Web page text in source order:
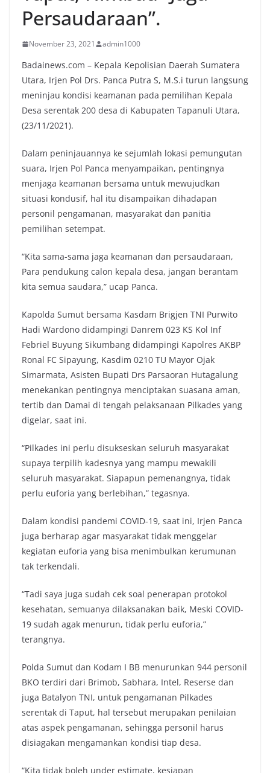
Persaudaraan”.
November 23, 2021 admin1000
Badainews.com – Kepala Kepolisian Daerah Sumatera
Utara, Irjen Pol Drs. Panca Putra S, M.S.i turun langsung
meninjau kondisi keamanan pada pemilihan Kepala
Desa serentak 200 desa di Kabupaten Tapanuli Utara,
(23/11/2021).
Dalam peninjauannya ke sejumlah lokasi pemungutan
suara, Irjen Pol Panca menyampaikan, pentingnya
menjaga keamanan bersama untuk mewujudkan
situasi kondusif, hal itu disampaikan dihadapan
personil pengamanan, masyarakat dan panitia
pemilihan setempat.
“Kita sama-sama jaga keamanan dan persaudaraan,
Para pendukung calon kepala desa, jangan berantam
kita semua saudara,” ucap Panca.
Kapolda Sumut bersama Kasdam Brigjen TNI Purwito
Hadi Wardono didampingi Danrem 023 KS Kol Inf
Febriel Buyung Sikumbang didampingi Kapolres AKBP
Ronal FC Sipayung, Kasdim 0210 TU Mayor Ojak
Simarmata, Asisten Bupati Drs Parsaoran Hutagalung
menekankan pentingnya menciptakan suasana aman,
tertib dan Damai di tengah pelaksanaan Pilkades yang
digelar, saat ini.
“Pilkades ini perlu disukseskan seluruh masyarakat
supaya terpilih kadesnya yang mampu mewakili
seluruh masyarakat. Siapapun pemenangnya, tidak
perlu euforia yang berlebihan,” tegasnya.
Dalam kondisi pandemi COVID-19, saat ini, Irjen Panca
juga berharap agar masyarakat tidak menggelar
kegiatan euforia yang bisa menimbulkan kerumunan
tak terkendali.
“Tadi saya juga sudah cek soal penerapan protokol
kesehatan, semuanya dilaksanakan baik, Meski COVID-
19 sudah agak menurun, tidak perlu euforia,”
terangnya.
Polda Sumut dan Kodam I BB menurunkan 944 personil
BKO terdiri dari Brimob, Sabhara, Intel, Reserse dan
juga Batalyon TNI, untuk pengamanan Pilkades
serentak di Taput, hal tersebut merupakan penilaian
atas aspek pengamanan, sehingga personil harus
disiagakan mengamankan kondisi tiap desa.
“Kita tidak boleh under estimate, kesiapan